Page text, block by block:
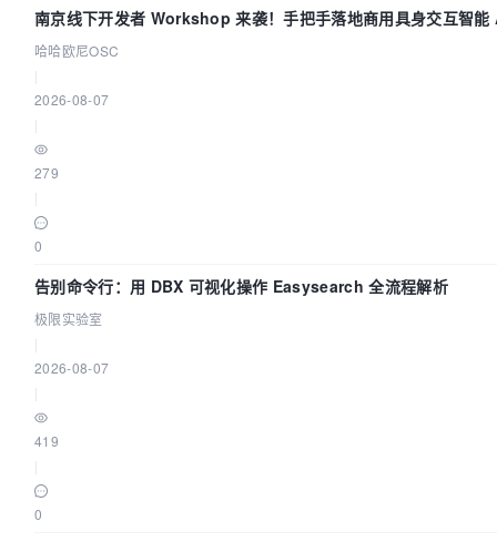
南京线下开发者 Workshop 来袭！手把手落地商用具身交互智
哈哈欧尼OSC
2026-08-07
279
0
告别命令行：用 DBX 可视化操作 Easysearch 全流程解析
极限实验室
2026-08-07
419
0